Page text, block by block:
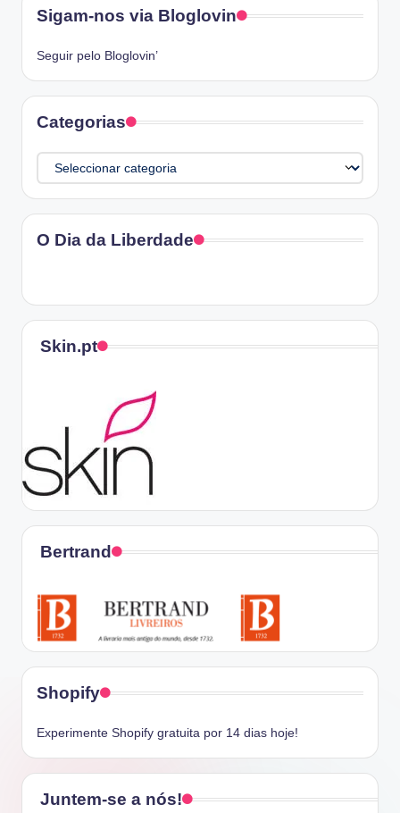
Sigam-nos via Bloglovin
Seguir pelo Bloglovin’
Categorias
Categorias
O Dia da Liberdade
Skin.pt
Bertrand
Shopify
Experimente Shopify gratuita por 14 dias hoje!
Juntem-se a nós!